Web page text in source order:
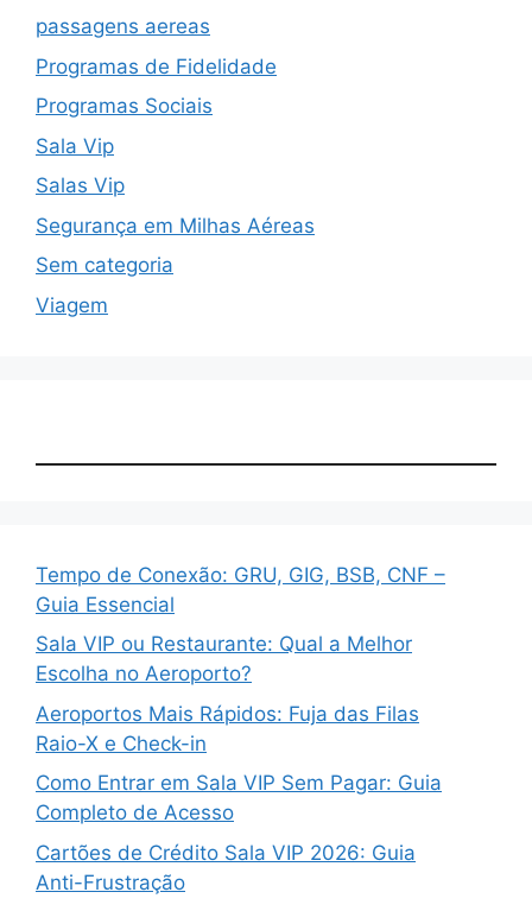
passagens aereas
Programas de Fidelidade
Programas Sociais
Sala Vip
Salas Vip
Segurança em Milhas Aéreas
Sem categoria
Viagem
Tempo de Conexão: GRU, GIG, BSB, CNF –
Guia Essencial
Sala VIP ou Restaurante: Qual a Melhor
Escolha no Aeroporto?
Aeroportos Mais Rápidos: Fuja das Filas
Raio-X e Check-in
Como Entrar em Sala VIP Sem Pagar: Guia
Completo de Acesso
Cartões de Crédito Sala VIP 2026: Guia
Anti-Frustração